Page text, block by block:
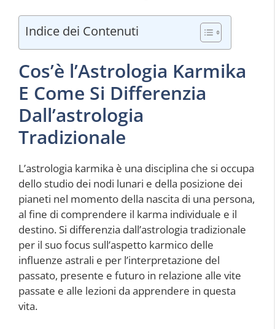
Indice dei Contenuti
Cos’è l’Astrologia Karmika
E Come Si Differenzia
Dall’astrologia
Tradizionale
L’astrologia karmika è una disciplina che si occupa
dello studio dei nodi lunari e della posizione dei
pianeti nel momento della nascita di una persona,
al fine di comprendere il karma individuale e il
destino. Si differenzia dall’astrologia tradizionale
per il suo focus sull’aspetto karmico delle
influenze astrali e per l’interpretazione del
passato, presente e futuro in relazione alle vite
passate e alle lezioni da apprendere in questa
vita.